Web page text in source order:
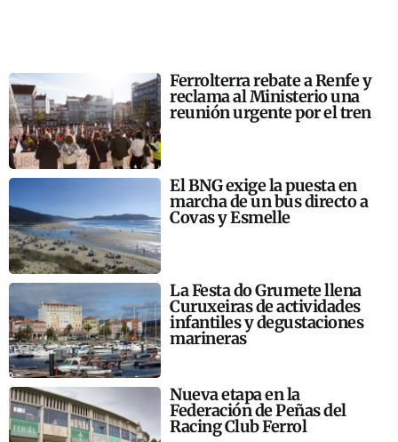
Ferrolterra rebate a Renfe y
reclama al Ministerio una
reunión urgente por el tren
El BNG exige la puesta en
marcha de un bus directo a
Covas y Esmelle
La Festa do Grumete llena
Curuxeiras de actividades
infantiles y degustaciones
marineras
Nueva etapa en la
Federación de Peñas del
Racing Club Ferrol